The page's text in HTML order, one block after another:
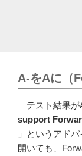
A-をAに（
テスト結果が
support
」というアド
開いても、